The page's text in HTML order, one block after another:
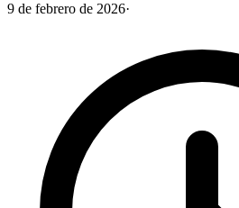
9 de febrero de 2026·